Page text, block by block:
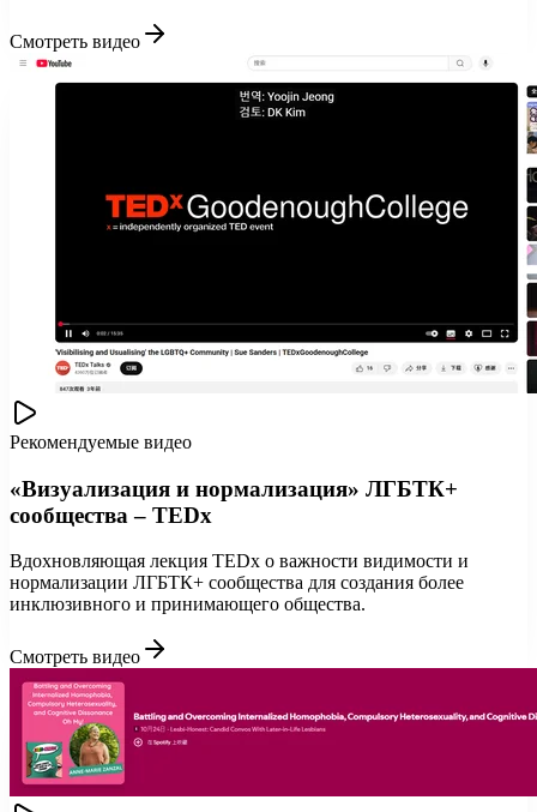
Смотреть видео
Рекомендуемые видео
«Визуализация и нормализация» ЛГБТК+
сообщества – TEDx
Вдохновляющая лекция TEDx о важности видимости и
нормализации ЛГБТК+ сообщества для создания более
инклюзивного и принимающего общества.
Смотреть видео